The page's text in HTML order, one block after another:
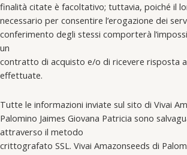
finalità citate è facoltativo; tuttavia, poiché il
necessario per consentire l’erogazione dei
conferimento degli stessi comporterà
un
contratto di acquisto e/o di ricevere risposta
effettuate.
Tutte le informazioni inviate sul sito di Vivai
Palomino Jaimes Giovana Patricia sono
attraverso il metodo
crittografato SSL. Vivai Amazonseeds di